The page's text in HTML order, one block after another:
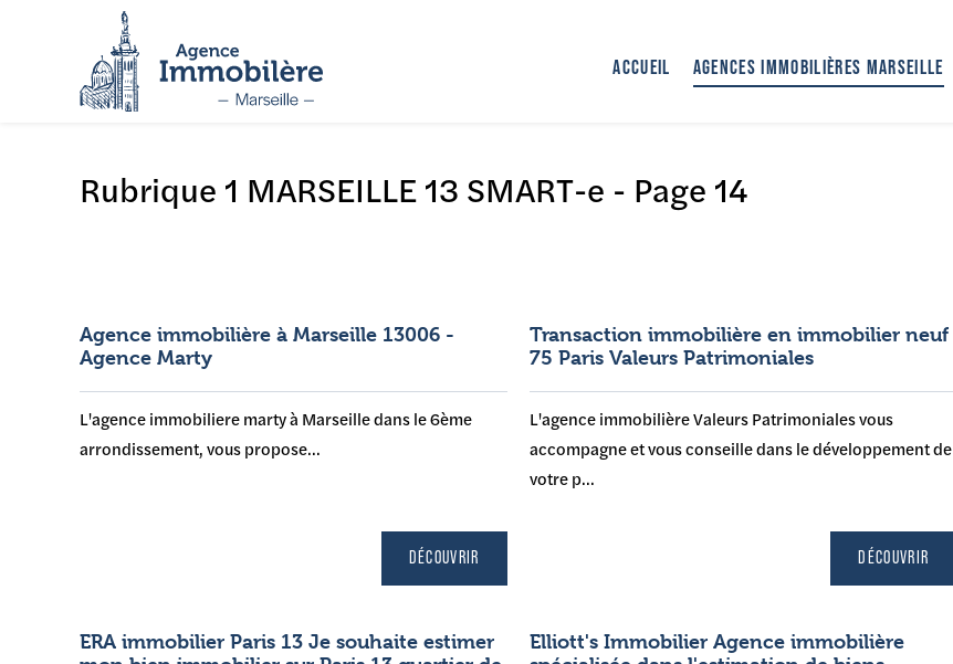
ACCUEIL AGENCES IMMOBILIÈRES MARSEILLE
Rubrique 1 MARSEILLE 13 SMART-e - Page 14
Agence immobilière à Marseille 13006 -
Agence Marty
L'agence immobiliere marty à Marseille dans le 6ème
arrondissement, vous propose...
DÉCOUVRIR
Transaction immobilière en immobilier neuf
75 Paris Valeurs Patrimoniales
L'agence immobilière Valeurs Patrimoniales vous
accompagne et vous conseille dans le développement de
votre p...
DÉCOUVRIR
ERA immobilier Paris 13 Je souhaite estimer
Elliott's Immobilier Agence immobilière
Panneau de gestion des cookies